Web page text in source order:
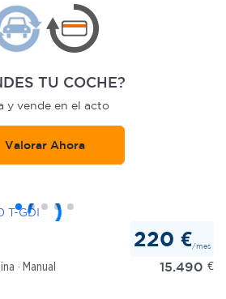
TU COCHE?
y vende en el acto
Valorar Ahora
Manual
220 €/mes
15.490 €